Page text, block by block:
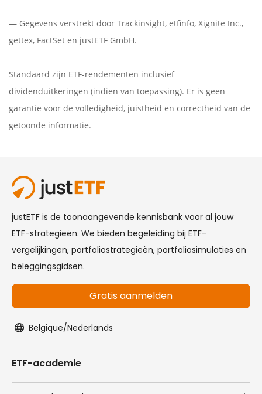
— Gegevens verstrekt door Trackinsight, etfinfo, Xignite Inc.,
gettex, FactSet en justETF GmbH.
Standaard zijn ETF-rendementen inclusief
dividenduitkeringen (indien van toepassing). Er is geen
garantie voor de volledigheid, juistheid en correctheid van de
getoonde informatie.